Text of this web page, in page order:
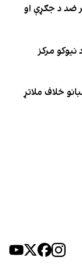
ضد د جګړې او
نیوکو مرکز
خلاف ملاتړ